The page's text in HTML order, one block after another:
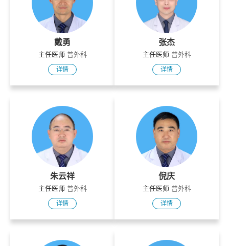
戴勇
主任医师普外科
详情
张杰
主任医师普外科
详情
朱云祥
主任医师普外科
详情
倪庆
主任医师普外科
详情